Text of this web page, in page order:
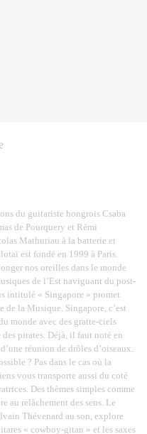
du guitariste hongrois Csaba
de Pourquery et Rémi
Mathuriau à la batterie et
est fondé en 1999 à Paris.
nos oreilles dans le monde
de l’Est naviguant du post-
intitulé « Singapore » promet
la Musique. Singapore, c’est
monde avec des gratte-ciels
pirates. Déjà, il faut noté en
réunion de drôles d’oiseaux.
? Pas dans le cas où la
vous transporte aussi du coté
Des thèmes simples comme
au relâchement des sens. Le
Thévenard au son, explore
« cowboy-gitan » et les saxes